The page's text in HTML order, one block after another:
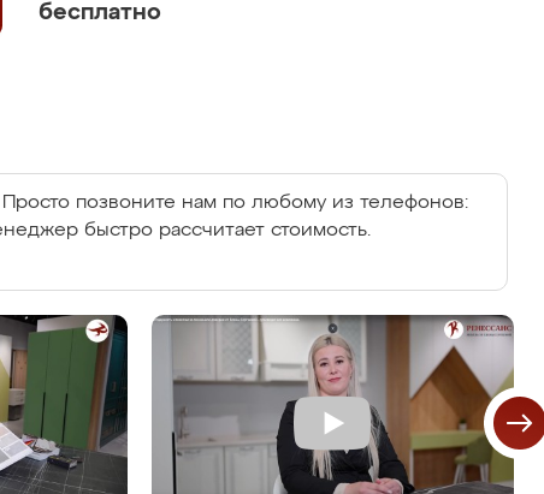
бесплатно
позвоните нам по любому из телефонов:
быстро рассчитает стоимость.